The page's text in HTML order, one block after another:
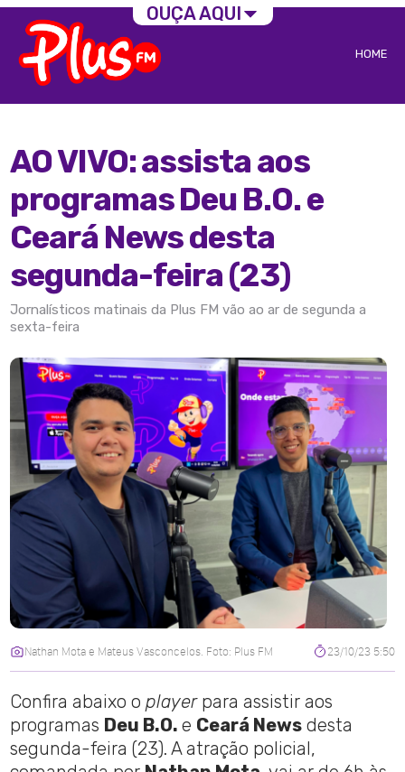
HOME
AO VIVO: assista aos
programas Deu B.O. e
Ceará News desta
segunda-feira (23)
Jornalísticos matinais da Plus FM vão ao ar de segunda a
sexta-feira
Nathan Mota e Mateus Vasconcelos. Foto: Plus FM 23/10/23 5:50
Confira abaixo oplayerpara assistir aos
programas Deu B.O.e Ceará News desta
segunda-feira (23). A atração policial,
OUÇA AQUI